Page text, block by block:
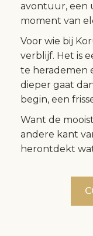
avontuur, een
moment van
Voor wie bij
verblijf. Het is
te herademen
dieper gaat
begin, een
Want de
andere kant
herontdekt